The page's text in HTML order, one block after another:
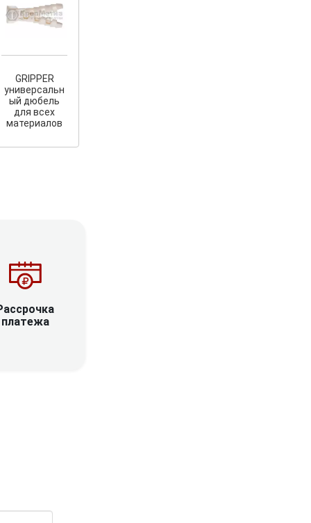
GRIPPER
универсальн
ый дюбель
для всех
материалов
платежа